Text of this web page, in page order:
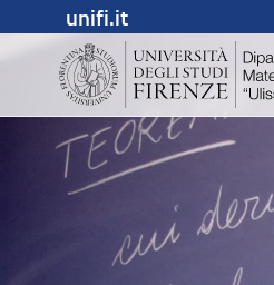
unifi.it